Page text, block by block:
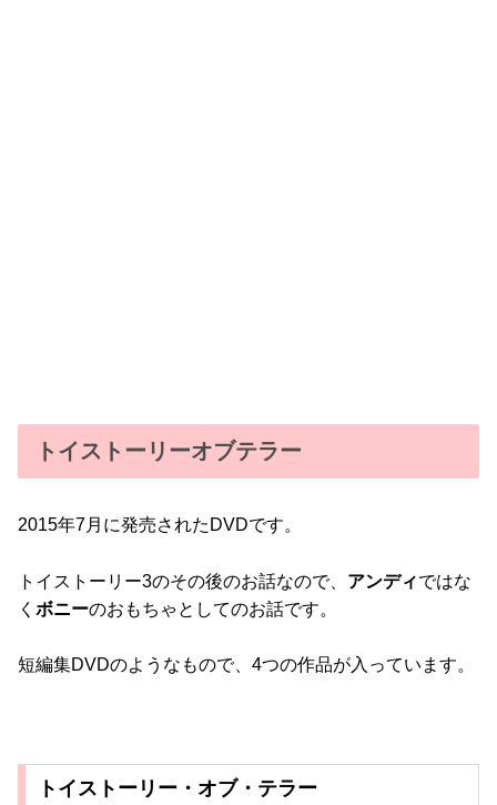
トイストーリーオブテラー
2015年7月に発売されたDVDです。
トイストーリー3のその後のお話なので、 アンディではな
く ボニーのおもちゃとしてのお話です。
短編集DVDのようなもので、4つの作品が入っています。
トイストーリー・オブ・テラー